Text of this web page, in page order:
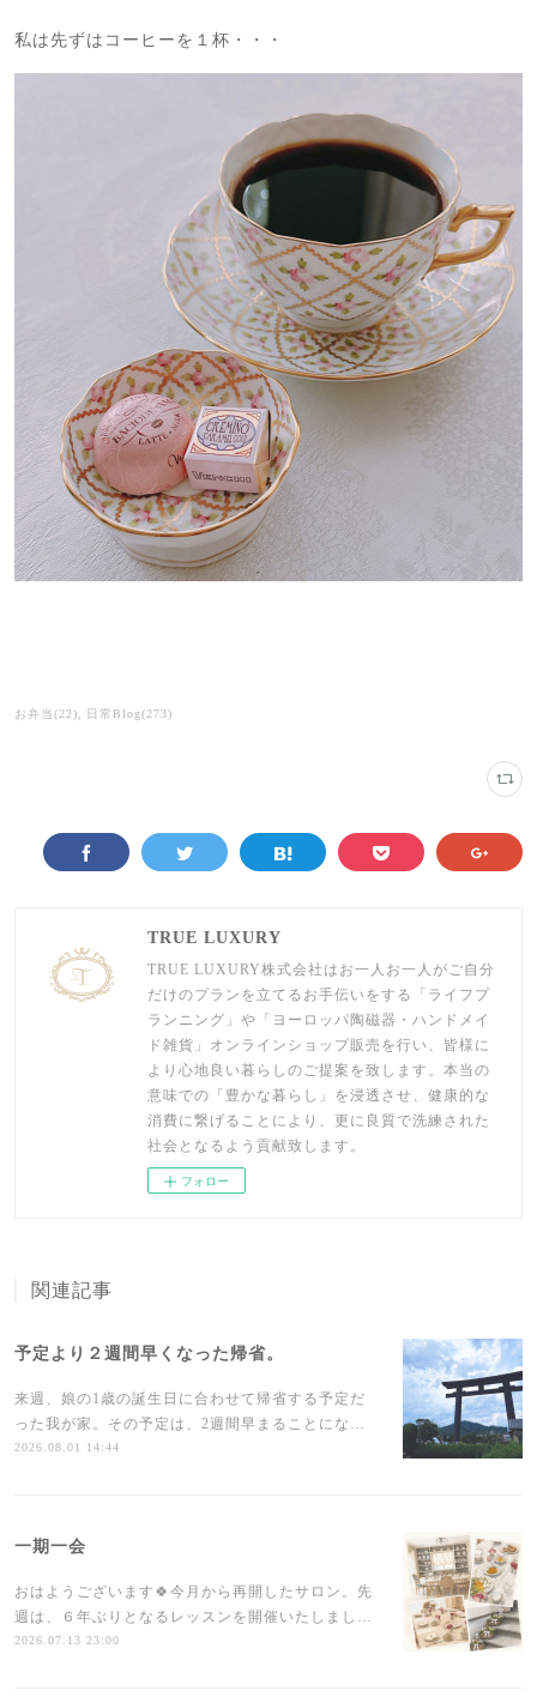
私は先ずはコーヒーを１杯・・・
お弁当(22) 日常Blog(273)
TRUE LUXURY
TRUE LUXURY株式会社はお一人お一人がご自分
だけのプランを立てるお手伝いをする「ライフプ
ランニング」や「ヨーロッパ陶磁器・ハンドメイ
ド雑貨」オンラインショップ販売を行い、皆様に
より心地良い暮らしのご提案を致します。本当の
意味での「豊かな暮らし」を浸透させ、健康的な
消費に繋げることにより、更に良質で洗練された
社会となるよう貢献致します。
フォロー
関連記事
予定より２週間早くなった帰省。
来週、娘の1歳の誕生日に合わせて帰省する予定だ
った我が家。その予定は、2週間早まることにな…
2026.08.01 14:44
一期一会
おはようございます🍀今月から再開したサロン。先
週は、６年ぶりとなるレッスンを開催いたしまし…
2026.07.13 23:00